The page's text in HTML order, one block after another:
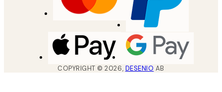
COPYRIGHT ©2026, DESENIO AB